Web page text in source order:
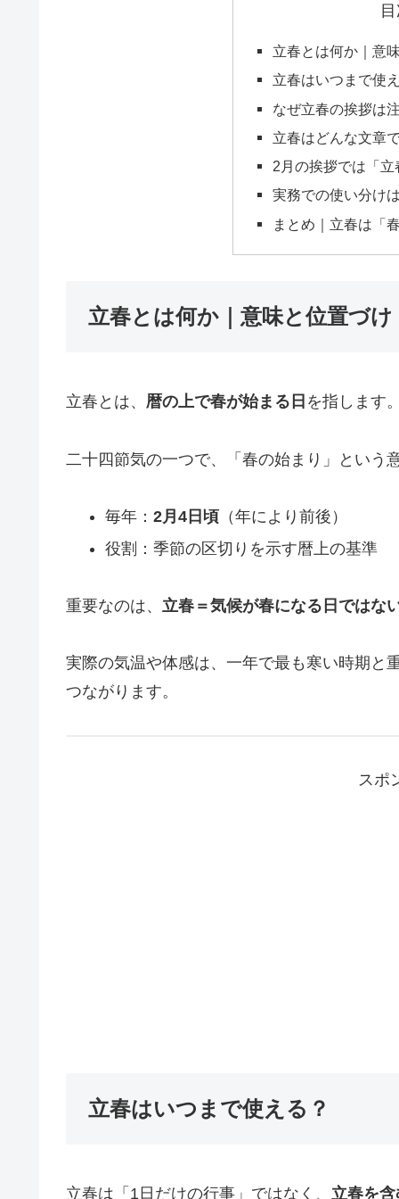
立春とは何か｜意
立春はいつまで使
なぜ立春の挨拶は
立春はどんな文章
2月の挨拶では「
実務での使い分け
まとめ｜立春は「
立春とは何か｜意味と位置づけ
立春とは、 暦の上で春が始まる日 を指します
二十四節気の一つで、「春の始まり」という
毎年： 2月4日頃（年により前後）
役割：季節の区切りを示す暦上の基準
重要なのは、 立春＝気候が春になる日ではな
実際の気温や体感は、一年で最も寒い時期と
つながります。
スポ
立春はいつまで使える？
立春は「1日だけの行事」ではなく、 立春を